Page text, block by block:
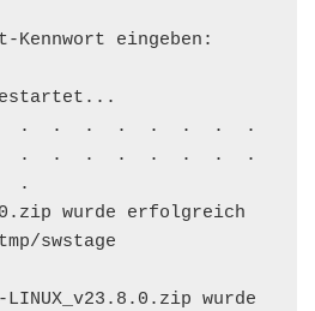
Kennwort eingeben:
.  .  .  .  .  .  .  .
.  .  .  .  .  .  .  .
.
wurde erfolgreich
swstage
LINUX_v23.8.0.zip wurde